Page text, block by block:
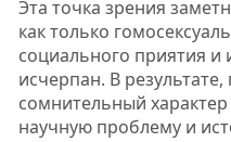
Эта точка зрения
как только
социального приятия и
исчерпан. В
сомнительный
научную проблему и